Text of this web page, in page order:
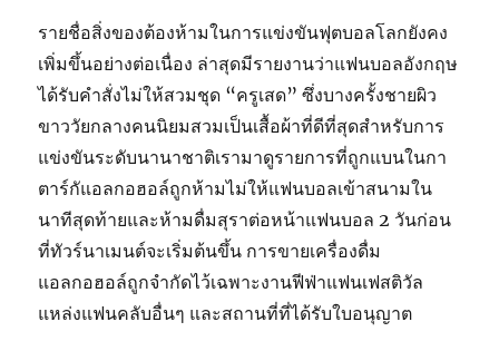
รายชื่อสิ่งของต้องห้ามในการแข่งขันฟุตบอลโลกยังคง
เพิ่มขึ้นอย่างต่อเนื่อง ล่าสุดมีรายงานว่าแฟนบอลอังกฤษ
ได้รับคำสั่งไม่ให้สวมชุด “ครูเสด” ซึ่งบางครั้งชายผิว
ขาววัยกลางคนนิยมสวมเป็นเสื้อผ้าที่ดีที่สุดสำหรับการ
แข่งขันระดับนานาชาติเรามาดูรายการที่ถูกแบนในกา
ตาร์กัแอลกอฮอล์ถูกห้ามไม่ให้แฟนบอลเข้าสนามใน
นาทีสุดท้ายและห้ามดื่มสุราต่อหน้าแฟนบอล 2 วันก่อน
ที่ทัวร์นาเมนต์จะเริ่มต้นขึ้น การขายเครื่องดื่ม
แอลกอฮอล์ถูกจำกัดไว้เฉพาะงานฟีฟ่าแฟนเฟสติวัล
แหล่งแฟนคลับอื่นๆ และสถานที่ที่ได้รับใบอนุญาต